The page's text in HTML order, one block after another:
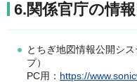
6.関係官庁の情
とちぎ地図情報公開シ
プ）
PC用： https://